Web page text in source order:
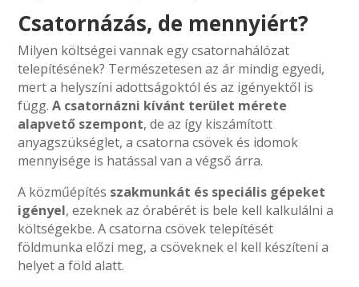
Csatornázás, de mennyiért?
Milyen költségei vannak egy csatornahálózat
telepítésének? Természetesen az ár mindig egyedi,
mert a helyszíni adottságoktól és az igényektől is
függ.A csatornázni kívánt terület mérete
alapvető szempont, de az így kiszámított
anyagszükséglet, a csatorna csövek és idomok
mennyisége is hatással van a végső árra.
A közműépítés szakmunkát és speciális gépeket
igényel, ezeknek az órabérét is bele kell kalkulálni a
költségekbe. A csatorna csövek telepítését
földmunka előzi meg, a csöveknek el kell készíteni a
helyet a föld alatt.